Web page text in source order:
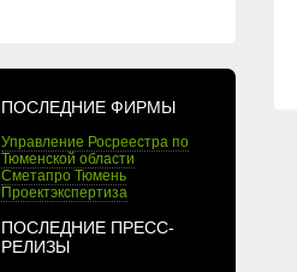
ПОСЛЕДНИЕ ФИРМЫ
Управление Росреестра по
Тюменской области
Сметапро Тюмень
Проектэкспертиза
ПОСЛЕДНИЕ ПРЕСС-
РЕЛИЗЫ